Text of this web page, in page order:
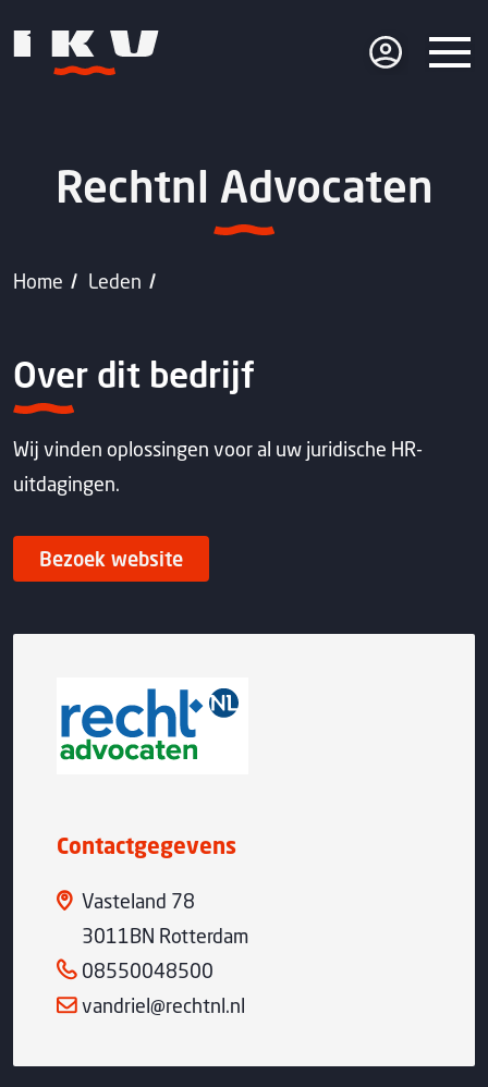
Rechtnl Advocaten
Home Leden
Over dit bedrijf
Wij vinden oplossingen voor al uw juridische HR-
uitdagingen.
Bezoek website
Contactgegevens
Vasteland 78
3011BN Rotterdam
08550048500
vandriel@rechtnl.nl